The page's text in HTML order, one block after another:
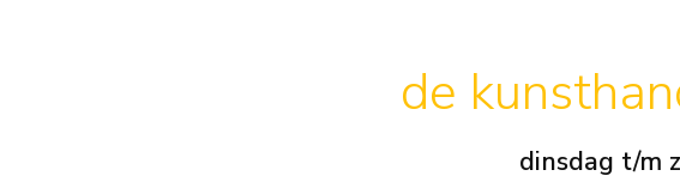
de
dinsdag t/m